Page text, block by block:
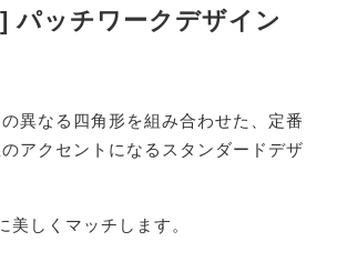
パッチワークデザイン
異なる四角形を組み合わせた、定番
アクセントになるスタンダードデザ
美しくマッチします。